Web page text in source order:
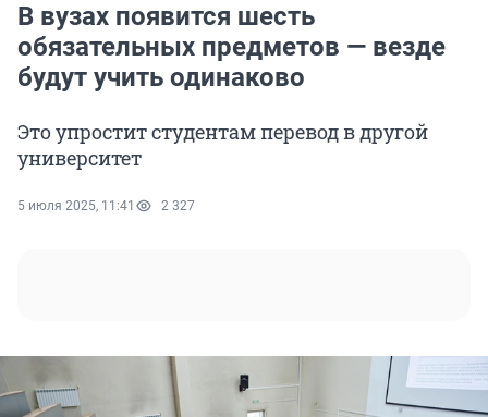
В вузах появится шесть
обязательных предметов — везде
будут учить одинаково
Это упростит студентам перевод в другой
университет
5 июля 2025, 11:41 2 327